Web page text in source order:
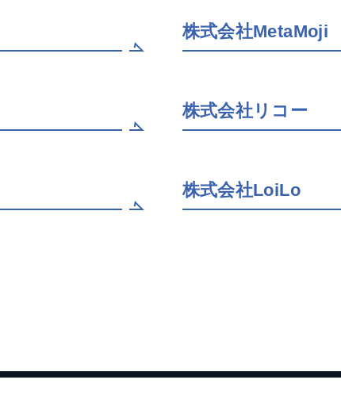
株式会社MetaMoji
株式会社リコー
株式会社LoiLo